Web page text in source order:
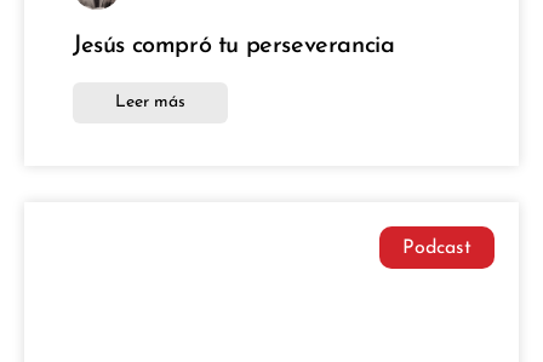
Jesús compró tu perseverancia
Leer más
Podcast